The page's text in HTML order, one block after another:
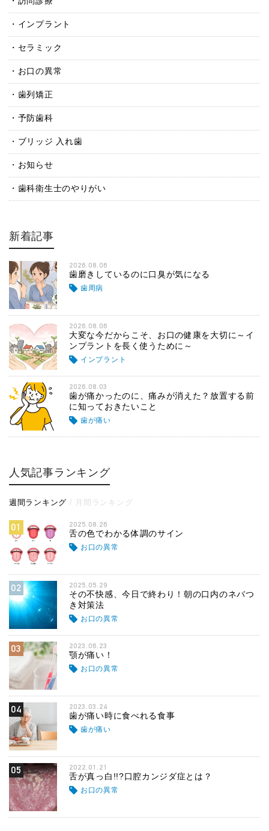
インプラント
セラミック
お口の異常
歯列矯正
予防歯科
ブリッジ 入れ歯
お知らせ
歯科衛生士のやりがい
新着記事
2026.08.06
歯磨きしているのに口臭が気になる
歯周病
2026.08.06
大変な今だからこそ、お口の健康を大切に～イ
ンプラントを長く使うために～
インプラント
2026.08.03
歯が痛かったのに、痛みが消えた？放置する前
に知っておきたいこと
歯が痛い
人気記事ランキング
週間ランキング 月間ランキング
01 2025.08.26
舌の色でわかる体調のサイン
お口の異常
02 2025.05.29
その不快感、今日で終わり！朝の口内のネバつ
き対策法
お口の異常
03 2023.06.23
顎が痛い！
お口の異常
04 2023.03.24
歯が痛い時に食べれる食事
歯が痛い
05 2022.01.21
舌が真っ白!!?口腔カンジダ症とは？
お口の異常